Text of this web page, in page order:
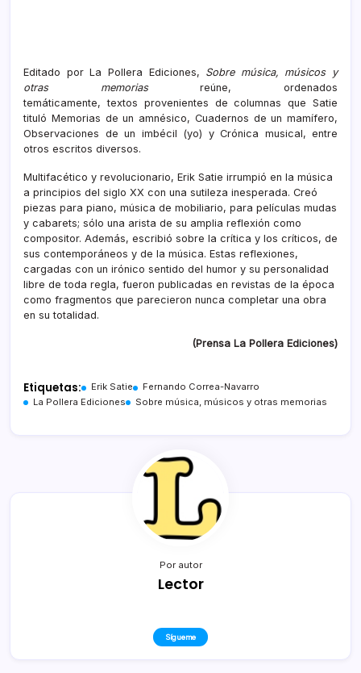
Editado por La Pollera Ediciones, Sobre música, músicos y
otras memoriasreúne, ordenados
temáticamente,textos provenientes de columnas que Satie
tituló Memorias de un amnésico, Cuadernos de un mamífero,
Observaciones de un imbécil (yo) y Crónica musical, entre
otros escritos diversos.
Multifacético y revolucionario, Erik Satie irrumpió en la música
a principios del siglo XX con una sutileza inesperada. Creó
piezas para piano, música de mobiliario, para películas mudas
y cabarets; sólo una arista de su amplia reflexión como
compositor. Además, escribió sobre la crítica y los críticos, de
sus contemporáneos y de la música. Estas reflexiones,
cargadas con un irónico sentido del humor y su personalidad
libre de toda regla, fueron publicadas en revistas de la época
como fragmentos que parecieron nunca completar una obra
en su totalidad.
(Prensa La Pollera Ediciones)
Etiquetas: Erik Satie
Fernando Correa-Navarro
La Pollera Ediciones
Sobre música, músicos y otras memorias
Por autor
Lector
Sígueme